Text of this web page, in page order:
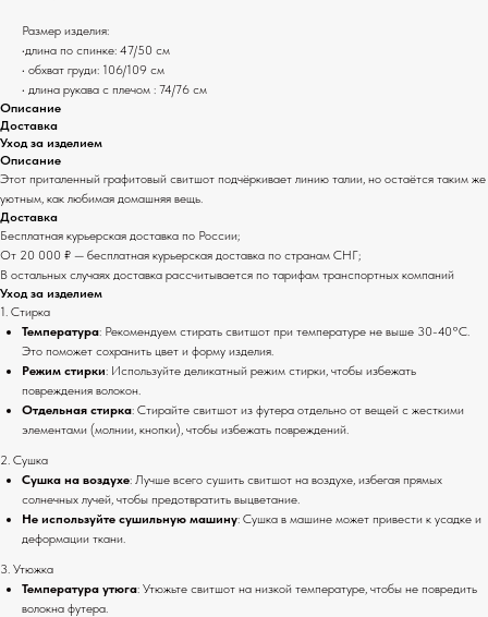
Размер изделия:
•длина по спинке: 47/50 см
• обхват груди: 106/109 см
• длина рукава с плечом : 74/76 см
Описание
Доставка
Уход за изделием
Описание
Этот приталенный графитовый свитшот подчёркивает линию талии, но остаётся таким же
уютным, как любимая домашняя вещь.
Доставка
Бесплатная курьерская доставка по России;
От 20 000 ₽ — бесплатная курьерская доставка по странам СНГ;
В остальных случаях доставка рассчитывается по тарифам транспортных компаний
Уход за изделием
1. Стирка
Температура: Рекомендуем стирать свитшот при температуре не выше 30-40°C.
Это поможет сохранить цвет и форму изделия.
Режим стирки: Используйте деликатный режим стирки, чтобы избежать
повреждения волокон.
Отдельная стирка: Стирайте свитшот из футера отдельно от вещей с жесткими
элементами (молнии, кнопки), чтобы избежать повреждений.
2. Сушка
Сушка на воздухе: Лучше всего сушить свитшот на воздухе, избегая прямых
солнечных лучей, чтобы предотвратить выцветание.
Не используйте сушильную машину: Сушка в машине может привести к усадке и
деформации ткани.
3. Утюжка
Температура утюга: Утюжьте свитшот на низкой температуре, чтобы не повредить
волокна футера.